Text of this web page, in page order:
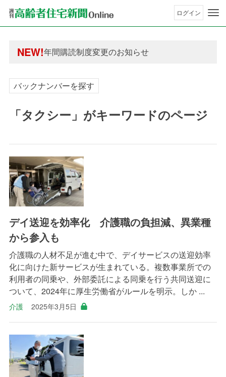
ログイン
NEW!
年間購読制度変更のお知らせ
高齢者住宅新聞 無料会員の皆様へ閲覧本数変更
高齢者住宅新聞 無料会員の皆様へ閲覧本数変更
バックナンバーを探す
「タクシー」がキーワードのページ
デイ送迎を効率化 介護職の負担減、異業種
から参入も
介護職の人材不足が進む中で、デイサービスの送迎効率
化に向けた新サービスが生まれている。複数事業所での
利用者の同乗や、外部委託による同乗を行う共同送迎に
ついて、2024年に厚生労働省がルールを明示。しか ...
介護 2025年3月5日